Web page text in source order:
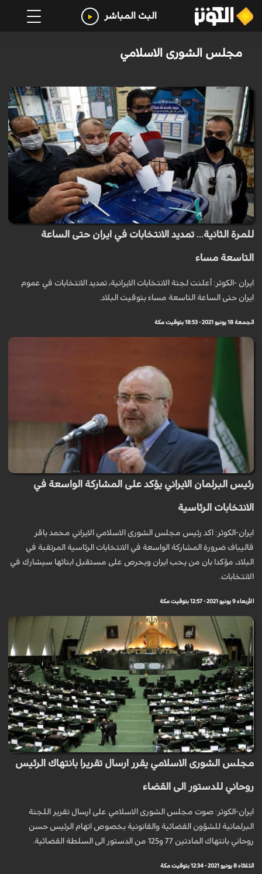
البث المباشر
مجلس الشورى الاسلامي
للمرة الثانية... تمديد الانتخابات في ايران حتى الساعة
التاسعة مساء
ايران -الكوثر: أعلنت لجنة الانتخابات الايرانية، تمديد الانتخابات في عموم
ايران حتى الساعة التاسعة مساء بتوقيت البلاد.
الجمعة 18 يونيو 2021 - 18:53 بتوقيت مكة
رئيس البرلمان الايراني يؤكد على المشاركة الواسعة في
الانتخابات الرئاسية
ايران-الكوثر: اكد رئيس مجلس الشورى الاسلامي الايراني محمد باقر
قاليباف ضرورة المشاركة الواسعة في الانتخابات الرئاسية المرتقبة في
البلاد، مؤكدا بان من يحب ايران ويحرص على مستقبل ابنائها سيشارك في
الانتخابات.
الأربعاء 9 يونيو 2021 - 12:57 بتوقيت مكة
مجلس الشورى الاسلامي يقرر ارسال تقريرا بانتهاك الرئيس
روحاني للدستور الى القضاء
ايران-الكوثر: صوت مجلس الشورى الاسلامي على ارسال تقرير اللجنة
البرلمانية للشؤون القضائية والقانونية بخصوص اتهام الرئيس حسن
روحاني بانتهاك المادتين 77 و125 من الدستور الى السلطة القضائية.
الثلاثاء 8 يونيو 2021 - 12:34 بتوقيت مكة